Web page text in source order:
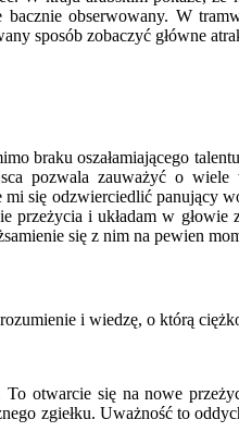
obserwowany. W
sposób zobaczyć główne
braku oszałamiającego
pozwala zauważyć o wiele
się odzwierciedlić panujący
i układam w głowie
się z nim na pewien
i wiedzę, o którą
otwarcie się na nowe
zgiełku. Uważność to